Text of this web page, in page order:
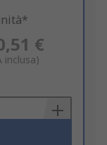
€
inclusa)